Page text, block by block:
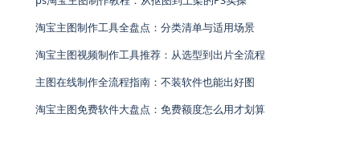
淘宝主图制作工具全盘点：分类清单与适用场景
淘宝主图视频制作工具推荐：从选型到出片全流程
主图在线制作全流程指南：不装软件也能出好图
淘宝主图免费软件大盘点：免费额度怎么用才划算